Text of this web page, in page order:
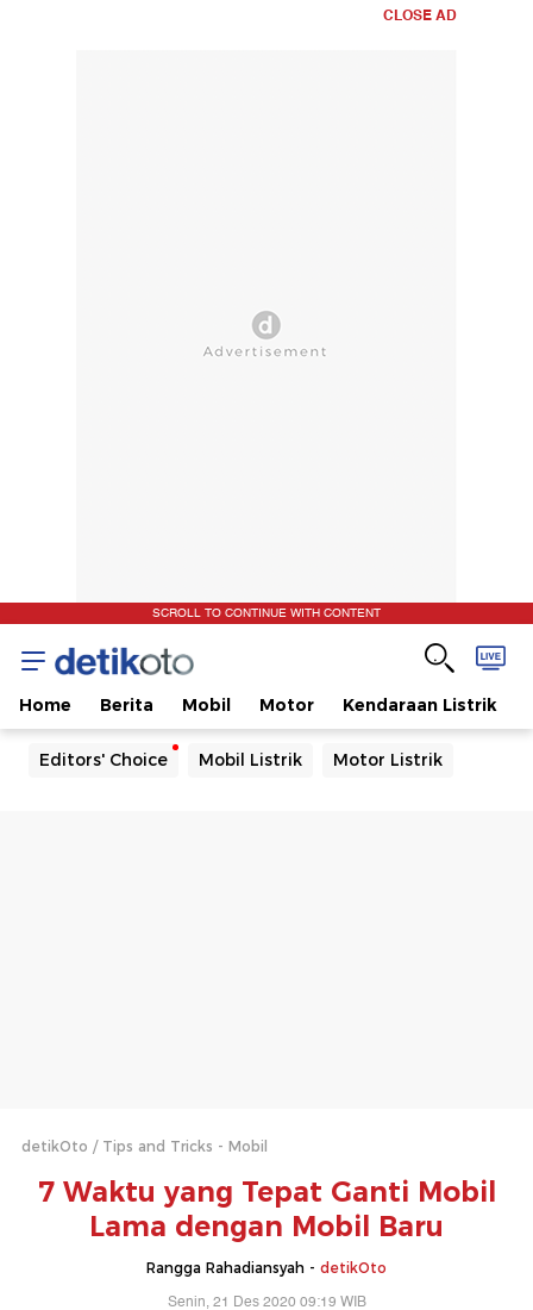
CLOSE AD
SCROLL TO CONTINUE WITH CONTENT
Home Berita Mobil Motor Kendaraan Listrik
Editors' Choice Mobil Listrik Motor Listrik
detikOto Tips and Tricks - Mobil
7 Waktu yang Tepat Ganti Mobil
Lama dengan Mobil Baru
Rangga Rahadiansyah - detikOto
Senin, 21 Des 2020 09:19 WIB